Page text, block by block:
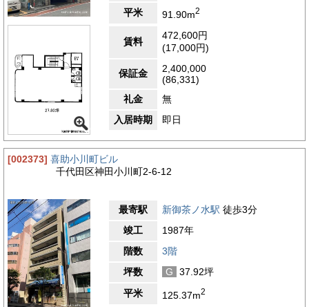
駅、御茶ノ水駅も徒歩圏内にあるため、通勤の利便性が抜群で
す。ビジネスパーソンにとって移動時間の短縮は重要なポイント
であり、この立地は働く人々にとって大きなメリットとなりま
す。周辺には古くからの商業施設やオフィスビルが並び、洗練さ
れた都市機能と歴史的な雰囲気が融合しています。このエリアで
は多種多様なビジネスが展開されており、企業間の交流や取引の
機会も豊富です。さらに、飲食店やカフェなども充実しており、
ランチタイムや仕事終わりにリフレッシュできる場が多いことも
魅力の一つです。オフィス街としての利便性と快適さを兼ね備え
た環境は、日々の業務を効率的かつ快適に進める上で大きな支え
となるでしょう。また、神田小川町エリアは都心ながらも静かな
一面を持ち、落ち着いた雰囲気の中で働くことができます。
【評価】
設備
耐震性
エントランス
平米 91.90m2
賃料
472,600円
(17,000円)
保証金
2,400,000
(86,331)
礼金
無
入居時期
即日
[002373] 喜助小川町ビル
千代田区神田小川町2-6-12
最寄駅 新御茶ノ水駅 徒歩3分
竣工
1987年
階数
3階
坪数
G
37.92坪
平米
125.37m2